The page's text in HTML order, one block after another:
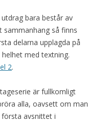
bara består av
sammanhang så finns
delarna upplagda på
med textning.
2.
är fullkomligt
alla, oavsett om man
avsnittet i